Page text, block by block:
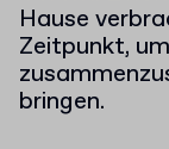
Hause
Zeitpunkt,
bringen.